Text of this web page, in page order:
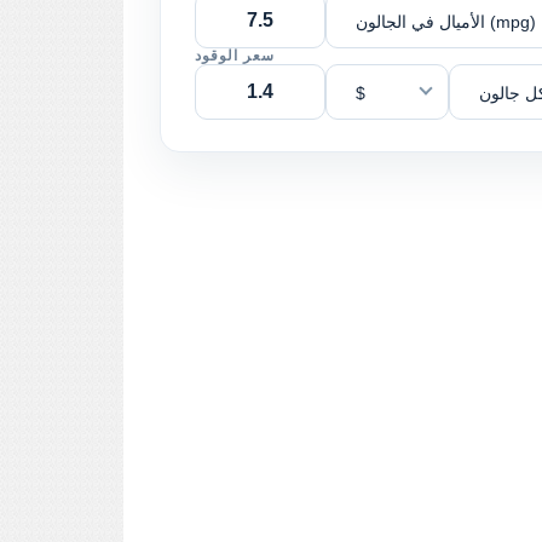
الأميال في الجالون (mpg)
سعر الوقود
$ جالون